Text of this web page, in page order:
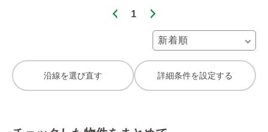
1
沿線を選び直す 詳細条件を設定する